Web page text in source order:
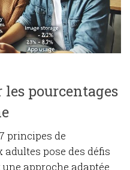
pourcentages
principes de
adultes pose des défis
approche adaptée